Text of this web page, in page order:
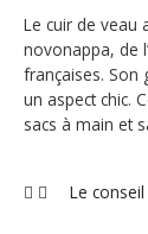
Le cuir de veau
novonappa, de
françaises. Son
un aspect chic.
sacs à main et
Le